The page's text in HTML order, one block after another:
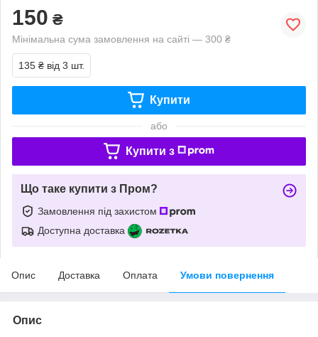
150 ₴
Мінімальна сума замовлення на сайті — 300 ₴
135 ₴ від 3 шт.
Купити
або
Купити з
Що таке купити з Пром?
Замовлення під захистом
Доступна доставка
Опис Доставка Оплата Умови повернення
Опис